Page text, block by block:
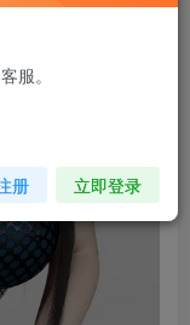
服。
册 立即登录